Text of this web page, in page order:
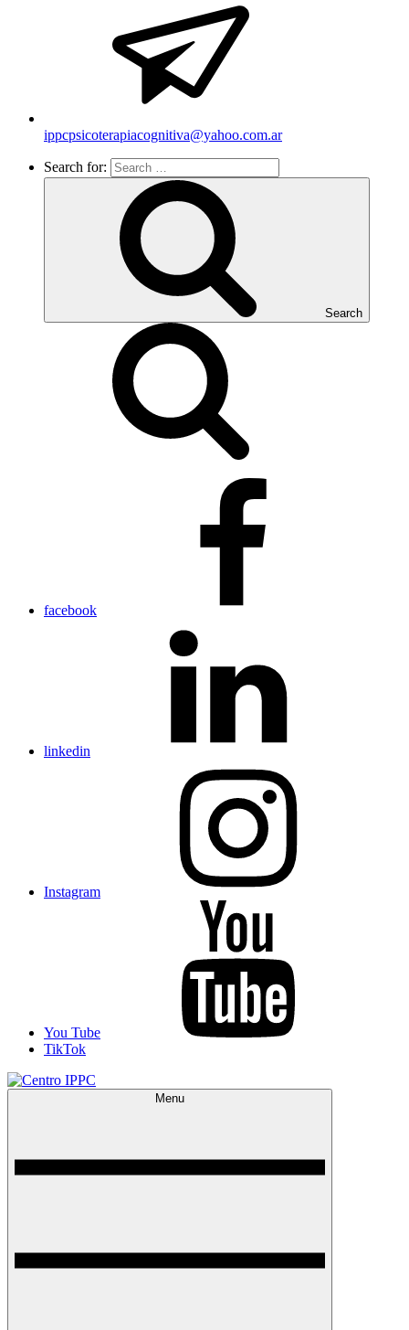
ippcpsicoterapiacognitiva@yahoo.com.ar
Search for:
Search
facebook
linkedin
Instagram
You Tube
TikTok
Menu